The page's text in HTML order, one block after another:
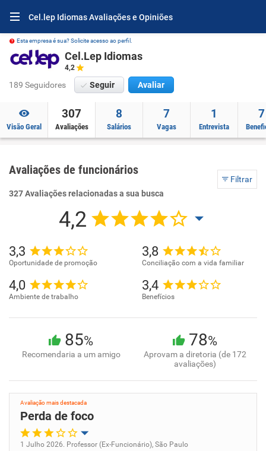
Cel.lep Idiomas Avaliações e Opiniões
Esta empresa é sua? Solicite acesso ao perfil.
Cel.Lep Idiomas
4,2
189 Seguidores Seguir Avaliar
Visão Geral
307
Avaliações
8
Salários
7
Vagas
1
Entrevista
7
Avaliações de funcionários
Filtrar
327 Avaliações relacionadas a sua busca
4,2
3,3
Oportunidade de promoção
3,8
Conciliação com a vida familiar
4,0
Ambiente de trabalho
3,4
Benefícios
85%
Recomendaria a um amigo
78%
Aprovam a diretoria (de 172
avaliações)
Avaliação mais destacada
Perda de foco
1 Julho 2026. Professor (Ex-Funcionário), São Paulo